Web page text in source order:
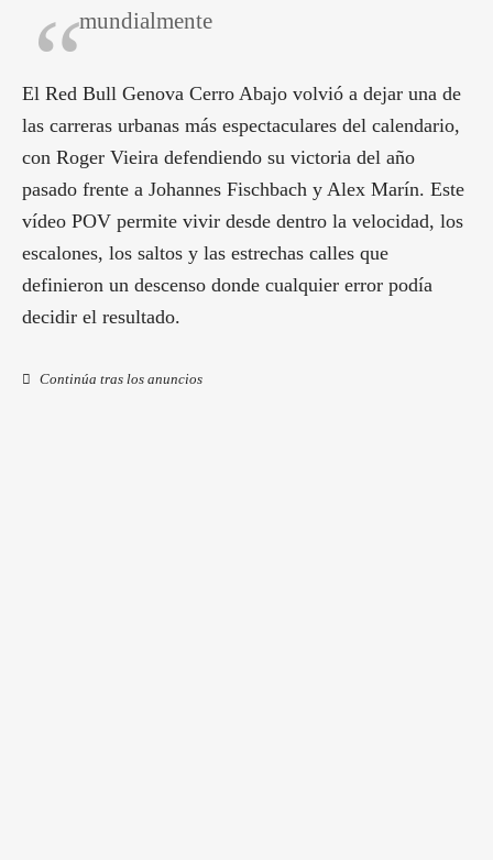
mundialmente
El Red Bull Genova Cerro Abajo volvió a dejar una de
las carreras urbanas más espectaculares del calendario,
con Roger Vieira defendiendo su victoria del año
pasado frente a Johannes Fischbach y Alex Marín. Este
vídeo POV permite vivir desde dentro la velocidad, los
escalones, los saltos y las estrechas calles que
definieron un descenso donde cualquier error podía
decidir el resultado.
Continúa tras los anuncios